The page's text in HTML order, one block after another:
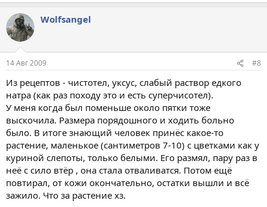
Wolfsangel
14 Авг 2009 #8
Из рецептов - чистотел, уксус, слабый раствор едкого
натра (как раз походу это и есть суперчисотел).
У меня когда был поменьше около пятки тоже
выскочила. Размера порядошного и ходить больно
было. В итоге знающий человек принёс какое-то
растение, маленькое (сантиметров 7-10) с цветками как у
куриной слепоты, только белыми. Его размял, пару раз в
неё с сило втёр , она стала отваливатся. Потом ещё
повтирал, от кожи окончательно, остатки вышли и всё
зажило. Что за растение хз.